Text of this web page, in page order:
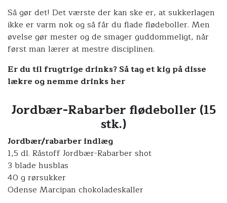
Så gør det! Det værste der kan ske er, at sukkerlagen
ikke er varm nok og så får du flade flødeboller. Men
øvelse gør mester og de smager guddommeligt, når
først man lærer at mestre disciplinen.
Er du til frugtrige drinks? Så tag et kig på disse
lækre og nemme drinks her
Jordbær-Rabarber flødeboller (15
stk.)
Jordbær/rabarber indlæg
1,5 dl. Råstoff Jordbær-Rabarber shot
3 blade husblas
40 g rørsukker
Odense Marcipan chokoladeskaller